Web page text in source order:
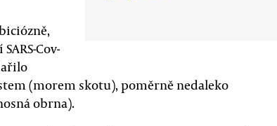
Cov-
(morem skotu), poměrně nedaleko
obrna).